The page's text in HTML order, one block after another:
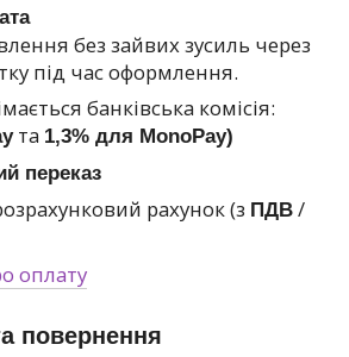
без зайвих зусиль через
під час оформлення.
банківська комісія:
та 1,3% для MonoPay)
переказ
рахунок (з ПДВ /
оплату
повернення